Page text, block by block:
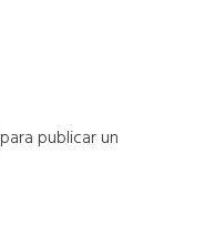
para publicar un